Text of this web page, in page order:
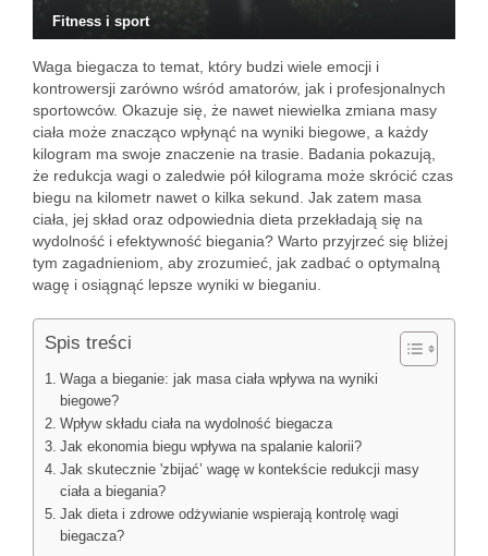
Fitness i sport
Waga biegacza to temat, który budzi wiele emocji i
kontrowersji zarówno wśród amatorów, jak i profesjonalnych
sportowców. Okazuje się, że nawet niewielka zmiana masy
ciała może znacząco wpłynąć na wyniki biegowe, a każdy
kilogram ma swoje znaczenie na trasie. Badania pokazują,
że redukcja wagi o zaledwie pół kilograma może skrócić czas
biegu na kilometr nawet o kilka sekund. Jak zatem masa
ciała, jej skład oraz odpowiednia dieta przekładają się na
wydolność i efektywność biegania? Warto przyjrzeć się bliżej
tym zagadnieniom, aby zrozumieć, jak zadbać o optymalną
wagę i osiągnąć lepsze wyniki w bieganiu.
Spis treści
Waga a bieganie: jak masa ciała wpływa na wyniki
biegowe?
Wpływ składu ciała na wydolność biegacza
Jak ekonomia biegu wpływa na spalanie kalorii?
Jak skutecznie 'zbijać’ wagę w kontekście redukcji masy
ciała a biegania?
Jak dieta i zdrowe odżywianie wspierają kontrolę wagi
biegacza?